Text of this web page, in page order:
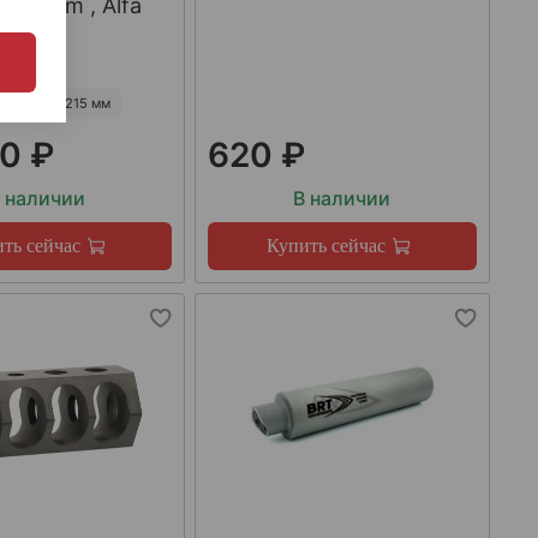
, Alfa
215 мм
₽
наличии
сейчас
620 ₽
В наличии
Купить сейчас